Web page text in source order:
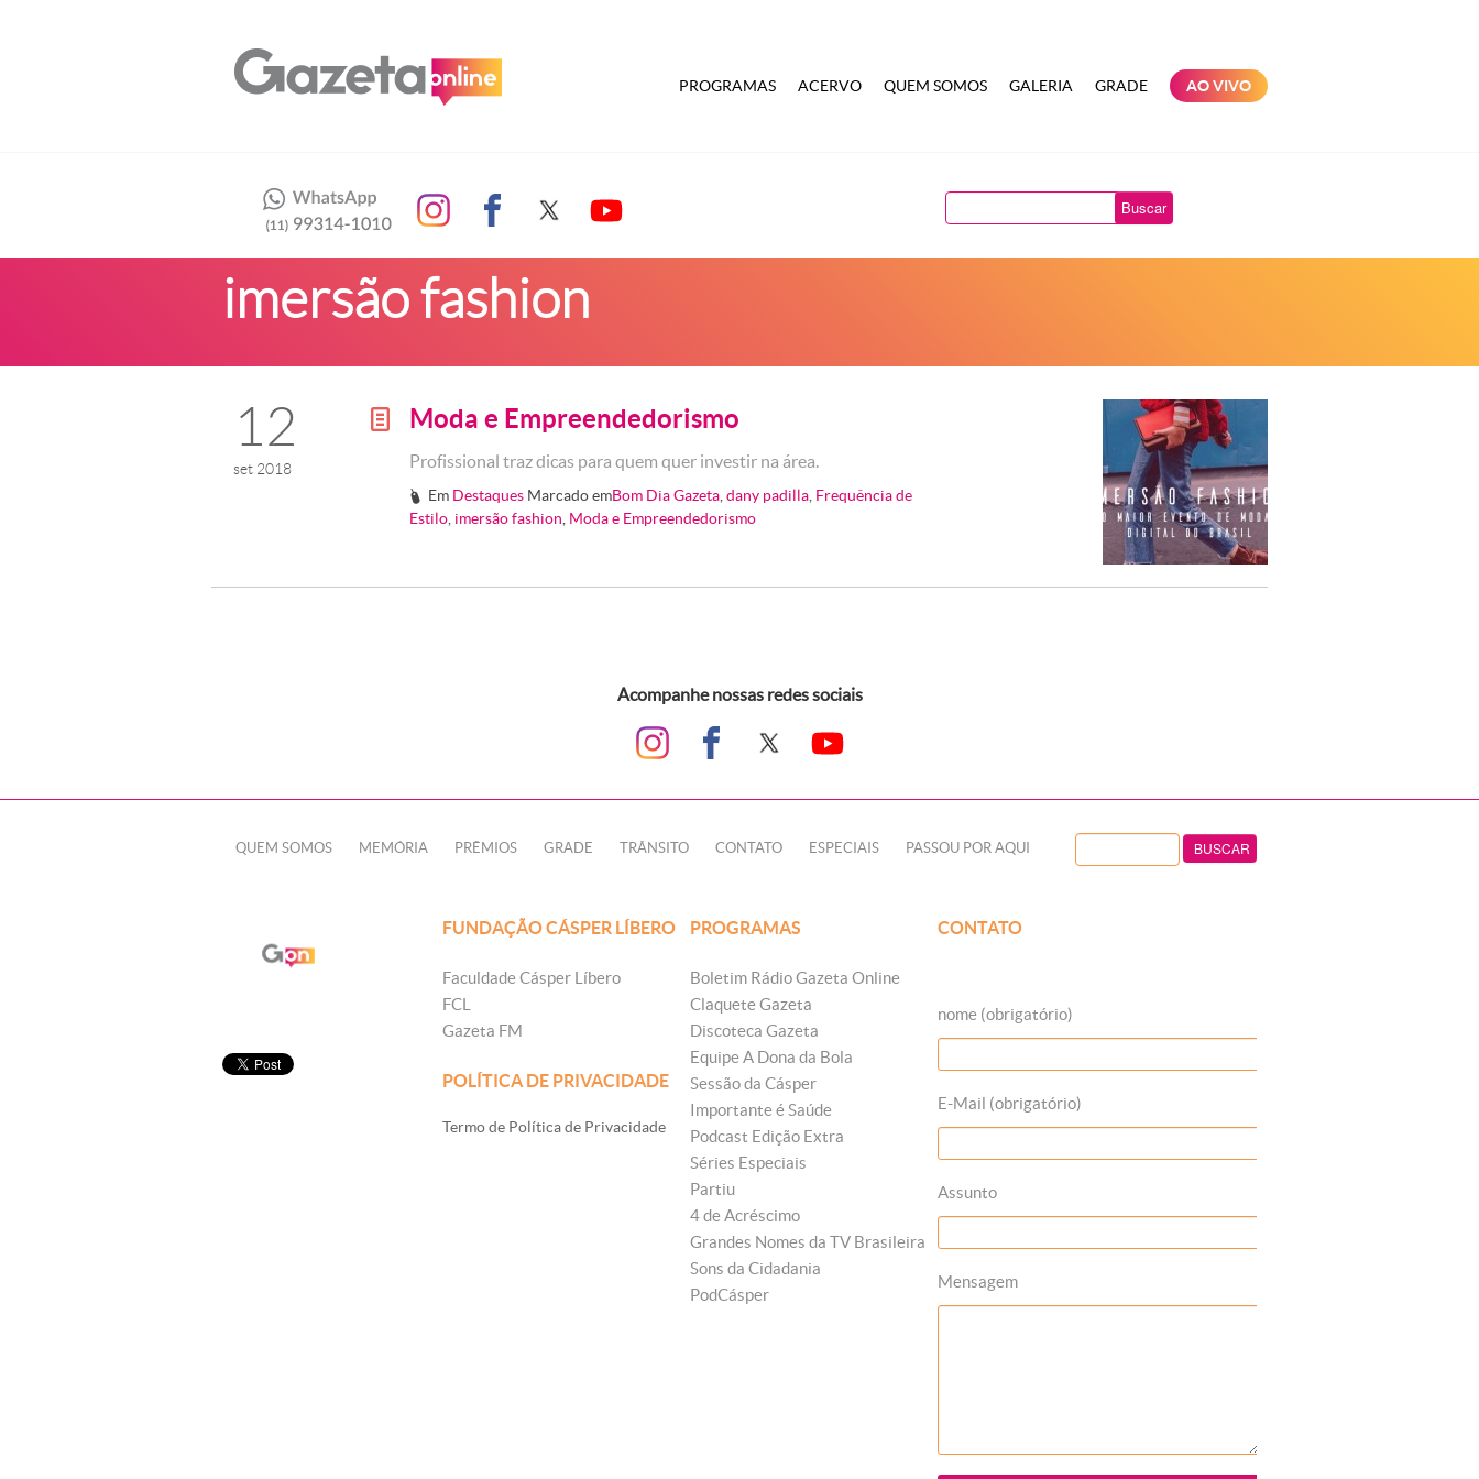
PROGRAMAS ACERVO QUEM SOMOS GALERIA GRADE AO VIVO
Buscar
imersão fashion
12
set 2018
g Moda e Empreendedorismo
Profissional traz dicas para quem quer investir na área.
# Em Destaques Marcado emBom Dia Gazeta ,dany padilla Frequência de
Estilo imersão fashion Moda e Empreendedorismo
Acompanhe nossas redes sociais
QUEM SOMOS MEMÓRIA PRÊMIOS GRADE TRÂNSITO CONTATO ESPECIAIS PASSOU POR AQUI
FUNDAÇÃO CÁSPER LÍBERO
Faculdade Cásper Líbero
FCL
Gazeta FM
POLÍTICA DE PRIVACIDADE
Termo de Política de Privacidade
PROGRAMAS
Boletim Rádio Gazeta Online
Claquete Gazeta
Discoteca Gazeta
Equipe A Dona da Bola
Sessão da Cásper
Importante é Saúde
Podcast Edição Extra
Séries Especiais
Partiu
4 de Acréscimo
Grandes Nomes da TV Brasileira
Sons da Cidadania
PodCásper
CONTATO
nome (obrigatório)
E-Mail (obrigatório)
Assunto
Mensagem